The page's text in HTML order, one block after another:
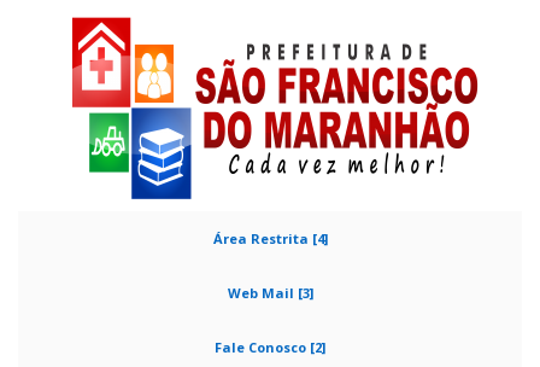
Área Restrita [4]
Web Mail [3]
Fale Conosco [2]